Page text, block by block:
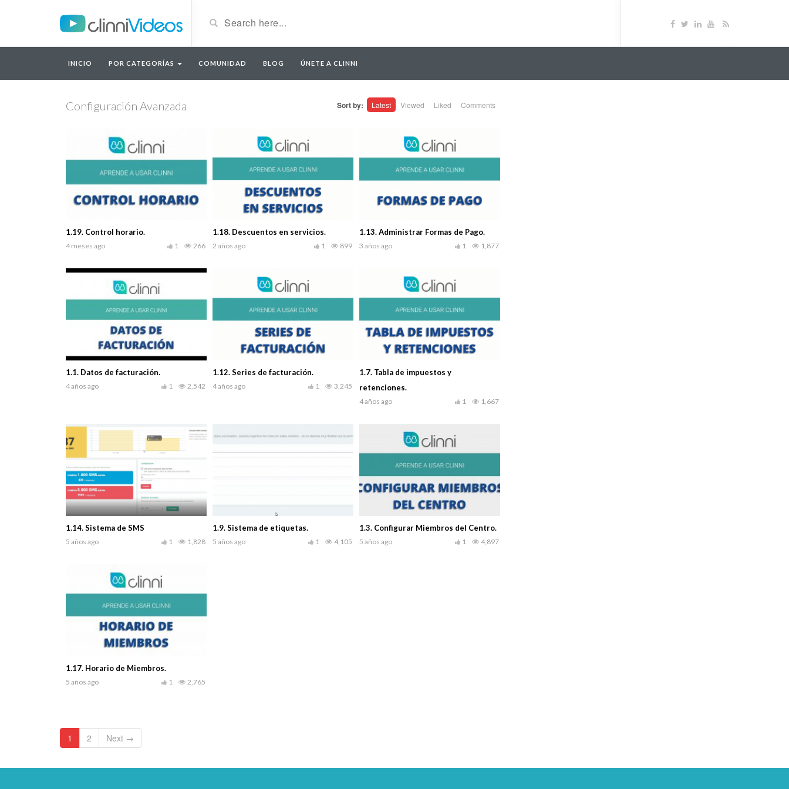
INICIO POR CATEGORÍAS COMUNIDAD BLOG ÚNETE A CLINNI
Configuración Avanzada Sort by: Latest Viewed Liked Comments
1.19. Control horario.
4 meses ago 266
1
1.18. Descuentos en servicios.
2 años ago 899
1
1.13. Administrar Formas de Pago.
3 años ago 1,877
1
1.1. Datos de facturación.
4 años ago 2,542
1
1.12. Series de facturación.
4 años ago 3,245
1
1.7. Tabla de impuestos y
retenciones.
4 años ago 1,667
1
1.14. Sistema de SMS
5 años ago 1,828
1
1.9. Sistema de etiquetas.
5 años ago 4,105
1
1.3. Configurar Miembros del Centro.
5 años ago 4,897
1
1.17. Horario de Miembros.
5 años ago 2,765
1
1 2 Next →